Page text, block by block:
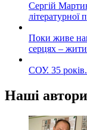
Сергій
літературної
Поки живе
серцях –
СОУ. 35 років.
Наші автори